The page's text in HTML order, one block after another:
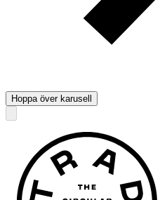
Hoppa över karusell